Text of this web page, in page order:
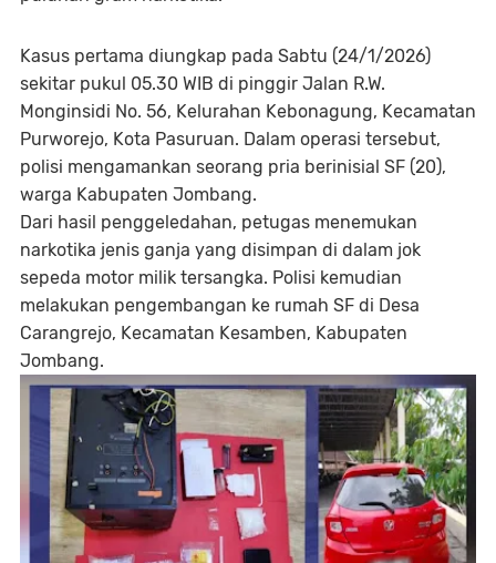
Kasus pertama diungkap pada Sabtu (24/1/2026)
sekitar pukul 05.30 WIB di pinggir Jalan R.W.
Monginsidi No. 56, Kelurahan Kebonagung, Kecamatan
Purworejo, Kota Pasuruan. Dalam operasi tersebut,
polisi mengamankan seorang pria berinisial SF (20),
warga Kabupaten Jombang.
Dari hasil penggeledahan, petugas menemukan
narkotika jenis ganja yang disimpan di dalam jok
sepeda motor milik tersangka. Polisi kemudian
melakukan pengembangan ke rumah SF di Desa
Carangrejo, Kecamatan Kesamben, Kabupaten
Jombang.